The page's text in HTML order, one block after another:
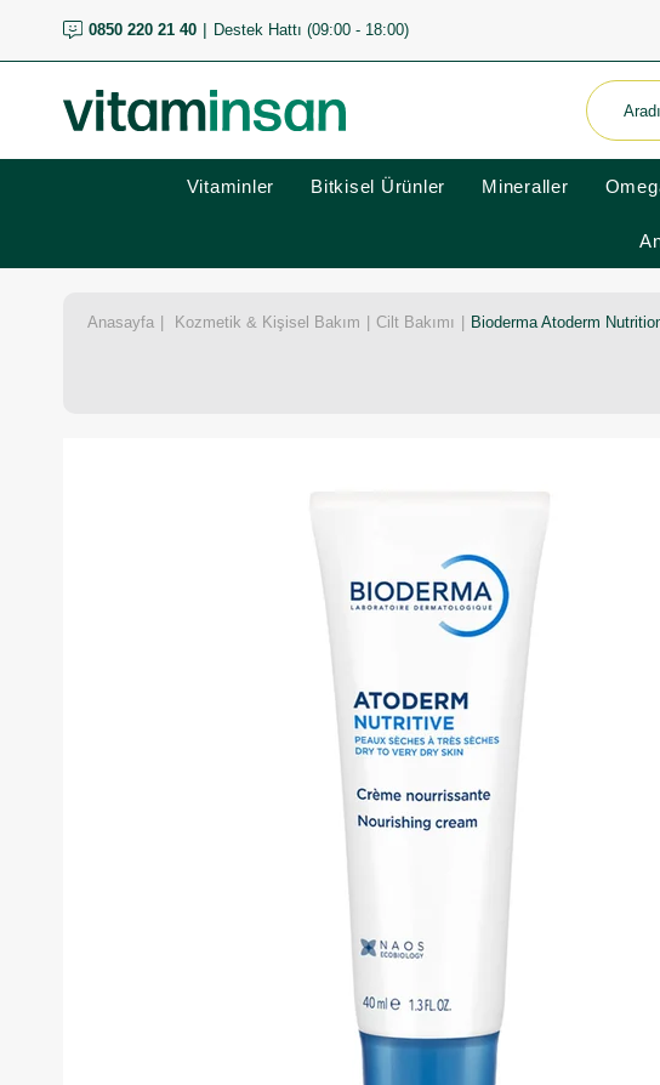
0850 220 21 40 Destek Hattı (09:00 - 18:00)
Vitaminler Bitkisel Ürünler Mineraller
Anasayfa Kozmetik & Kişisel Bakım Cilt Bakımı Bioderma Atoderm